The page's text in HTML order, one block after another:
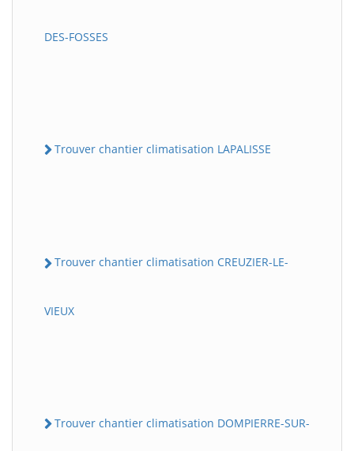
DES-FOSSES
Trouver chantier climatisation LAPALISSE
Trouver chantier climatisation CREUZIER-LE-
VIEUX
Trouver chantier climatisation DOMPIERRE-SUR-